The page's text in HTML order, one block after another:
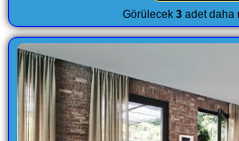
Görülecek3 adet daha